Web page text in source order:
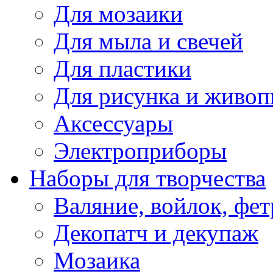
Для мозаики
Для мыла и свечей
Для пластики
Для рисунка и
Аксессуары
Электроприборы
Наборы для творчества
Валяние, войлок,
Декопатч и декупаж
Мозаика